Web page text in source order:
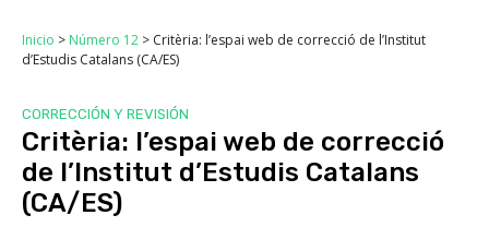
Inicio > Número 12 > Critèria: l’espai web de correcció de l’Institut
d’Estudis Catalans (CA/ES)
CORRECCIÓN Y REVISIÓN
Critèria: l’espai web de correcció
de l’Institut d’Estudis Catalans
(CA/ES)